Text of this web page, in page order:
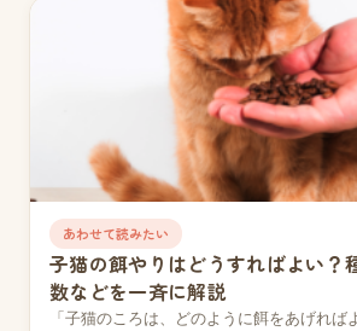
あわせて読みたい
子猫の餌やりはどうすればよい？
数などを一斉に解説
「子猫のころは、どのように餌をあげれば